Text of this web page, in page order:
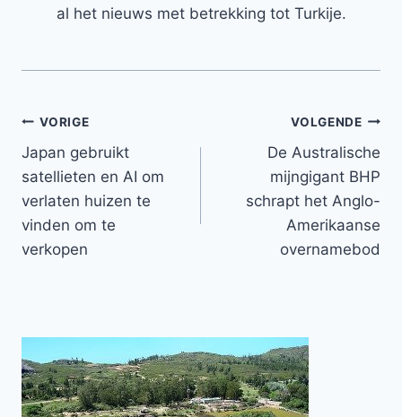
al het nieuws met betrekking tot Turkije.
Bericht
navigatie
VORIGE
Japan gebruikt
satellieten en AI om
verlaten huizen te
vinden om te
verkopen
VOLGENDE
De Australische
mijngigant BHP
schrapt het Anglo-
Amerikaanse
overnamebod